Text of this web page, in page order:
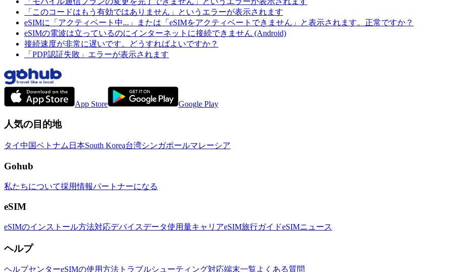
「このコードはもう有効ではありません」というエラーが表示されます
eSIMに「アクティベート中...」または「eSIMをアクティベートできません」と表示されます。正常ですか？
eSIMの電波は立っているのにインターネットに接続できません (Android)
接続速度が非常に遅いです。どうすればよいですか？
「PDP認証失敗」エラーが表示されます
App Store Google Play
人気の目的地
タイ中国ベトナム 日本South Korea台湾シンガポールマレーシア
Gohub
私たちについて採用情報パートナーになる
eSIM
eSIMのインストール方法対応デバイスデータ使用量キャリアeSIM旅行ガイドeSIMニュース
ヘルプ
ヘルプセンターeSIMの使用方法 トラブルシューティング対応端末一覧よくある質問